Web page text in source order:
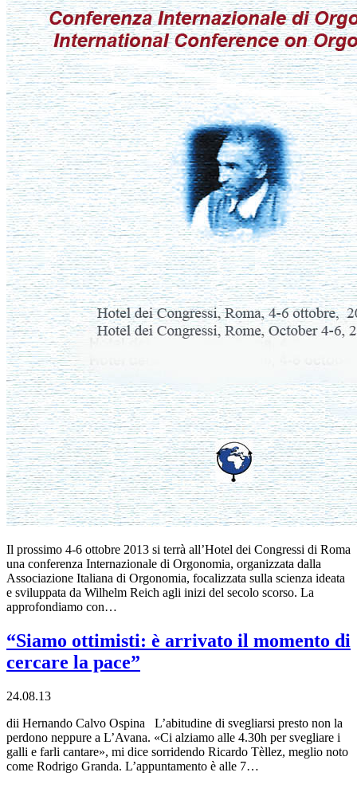
Il prossimo 4-6 ottobre 2013 si terrà all’Hotel dei Congressi di Roma
una conferenza Internazionale di Orgonomia, organizzata dalla
Associazione Italiana di Orgonomia, focalizzata sulla scienza ideata
e sviluppata da Wilhelm Reich agli inizi del secolo scorso. La
approfondiamo con…
“Siamo ottimisti: è arrivato il momento di
cercare la pace”
24.08.13
dii Hernando Calvo Ospina L’abitudine di svegliarsi presto non la
perdono neppure a L’Avana. «Ci alziamo alle 4.30h per svegliare i
galli e farli cantare», mi dice sorridendo Ricardo Tèllez, meglio noto
come Rodrigo Granda. L’appuntamento è alle 7…